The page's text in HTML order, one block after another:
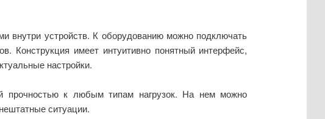
внутри устройств. К оборудованию можно подключать
Конструкция имеет интуитивно понятный интерфейс,
настройки.
прочностью к любым типам нагрузок. На нем можно
ситуации.